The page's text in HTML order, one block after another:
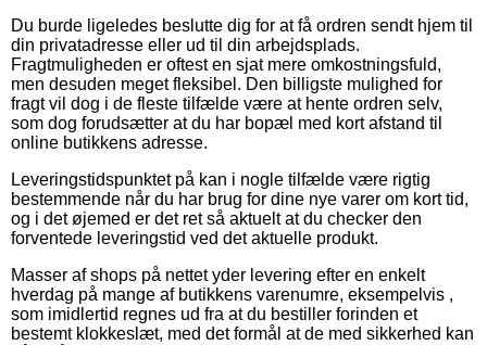
Du burde ligeledes beslutte dig for at få ordren sendt hjem til
din privatadresse eller ud til din arbejdsplads.
Fragtmuligheden er oftest en sjat mere omkostningsfuld,
men desuden meget fleksibel. Den billigste mulighed for
fragt vil dog i de fleste tilfælde være at hente ordren selv,
som dog forudsætter at du har bopæl med kort afstand til
online butikkens adresse.
Leveringstidspunktet på kan i nogle tilfælde være rigtig
bestemmende når du har brug for dine nye varer om kort tid,
og i det øjemed er det ret så aktuelt at du checker den
forventede leveringstid ved det aktuelle produkt.
Masser af shops på nettet yder levering efter en enkelt
hverdag på mange af butikkens varenumre, eksempelvis ,
som imidlertid regnes ud fra at du bestiller forinden et
bestemt klokkeslæt, med det formål at de med sikkerhed kan